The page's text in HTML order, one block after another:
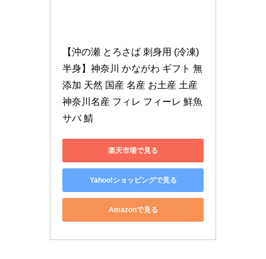
【沖の瀬 とろさば 刺身用 (冷凍)
半身】神奈川 かながわ ギフト 無
添加 天然 国産 名産 お土産 土産
神奈川名産 フィレ フィーレ 鮮魚
サバ 鯖
楽天市場で見る
Yahoo!ショッピングで見る
Amazonで見る